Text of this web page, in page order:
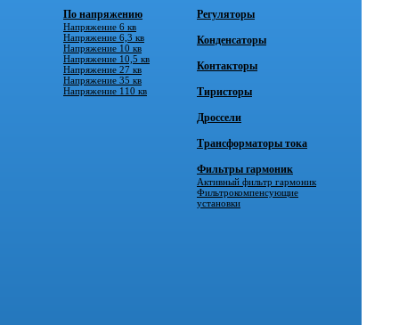
По напряжению
Напряжение 6 кв
Напряжение 6,3 кв
Напряжение 10 кв
Напряжение 10,5 кв
Напряжение 27 кв
Напряжение 35 кв
Напряжение 110 кв
Регуляторы
Конденсаторы
Контакторы
Тиристоры
Дроссели
Трансформаторы тока
Фильтры гармоник
Активный фильтр гармоник
Фильтрокомпенсующие
установки